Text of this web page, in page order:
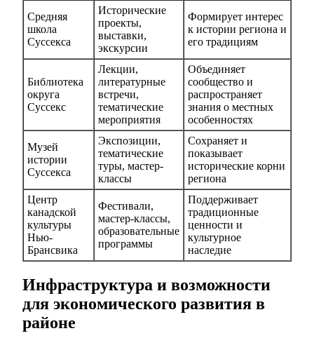
Средняя
школа
Суссекса
Исторические
проекты,
выставки,
экскурсии
Формирует интерес
к истории региона и
его традициям
Библиотека
округа
Суссекс
Лекции,
литературные
встречи,
тематические
мероприятия
Объединяет
сообщество и
распространяет
знания о местных
особенностях
Музей
истории
Суссекса
Экспозиции,
тематические
туры, мастер-
классы
Сохраняет и
показывает
исторические корни
региона
Центр
канадской
культуры
Нью-
Брансвика
Фестивали,
мастер-классы,
образовательные
программы
Поддерживает
традиционные
ценности и
культурное
наследие
Инфраструктура и возможности
для экономического развития в
районе